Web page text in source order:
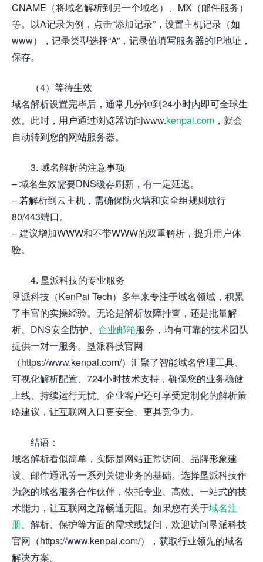
CNAME（将域名解析到另一个域名）、MX（邮件服务）
等。以A记录为例，点击“添加记录”，设置主机记录（如
www），记录类型选择“A”，记录值填写服务器的IP地址，
保存。
（4）等待生效
域名解析设置完毕后，通常几分钟到24小时内即可全球生
效。此时，用户通过浏览器访问www.kenpai.com ，就会
自动转到您的网站服务器。
3. 域名解析的注意事项
– 域名生效需要DNS缓存刷新，有一定延迟。
– 若解析到云主机，需确保防火墙和安全组规则放行
80/443端口。
– 建议增加WWW和不带WWW的双重解析，提升用户体
验。
4. 垦派科技的专业服务
垦派科技（KenPai Tech）多年来专注于域名领域，积累
了丰富的实操经验。无论是解析故障排查，还是批量解
析、DNS安全防护、 企业邮箱服务，均有可靠的技术团队
提供一对一服务。垦派科技官网
（https://www.kenpai.com/）汇聚了智能域名管理工具、
可视化解析配置、724小时技术支持，确保您的业务稳健
上线、持续运行无忧。企业客户还可享受定制化的解析策
略建议，让互联网入口更安全、更具竞争力。
结语：
域名解析看似简单，实际是网站正常访问、品牌形象建
设、邮件通讯等一系列关键业务的基础。选择垦派科技作
为您的域名服务合作伙伴，依托专业、高效、一站式的技
术能力，让互联网之路畅通无阻。如果您有关于域名注
册、解析、保护等方面的需求或疑问，欢迎访问垦派科技
官网（https://www.kenpai.com/），获取行业领先的域名
解决方案。